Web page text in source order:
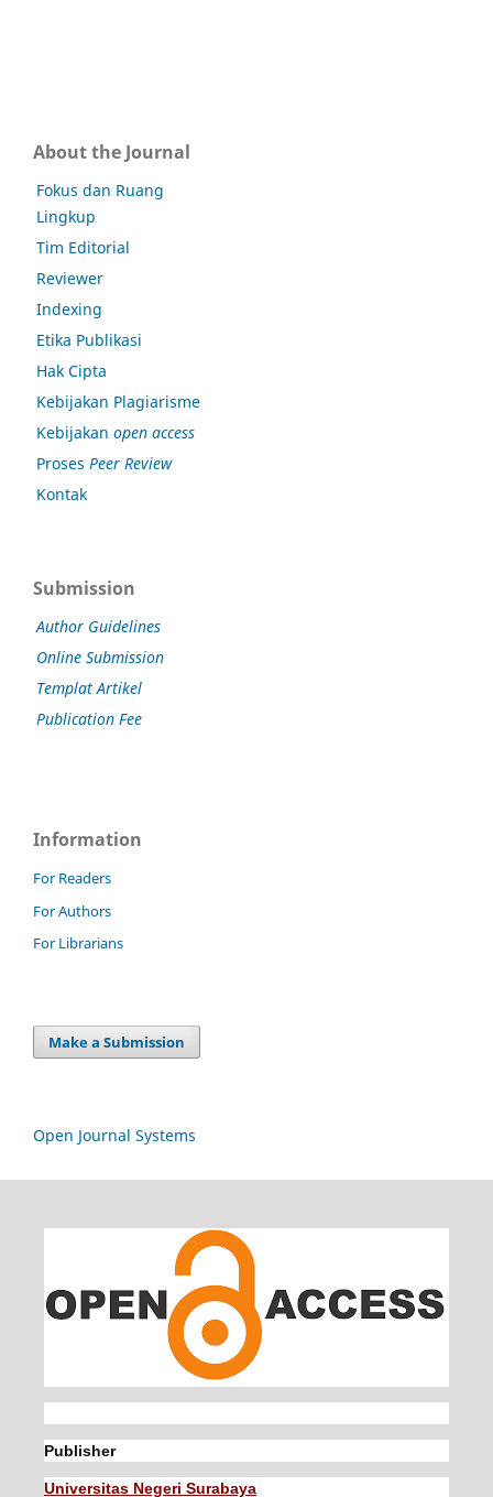
About the Journal
Fokus dan Ruang
Lingkup
Tim Editorial
Reviewer
Indexing
Etika Publikasi
Hak Cipta
Kebijakan Plagiarisme
Kebijakan open access
Proses Peer Review
Kontak
Submission
Author Guidelines
Online Submission
Templat Artikel
Publication Fee
Information
For Readers
For Authors
For Librarians
Make a Submission
Open Journal Systems
Publisher
Universitas Negeri Surabaya